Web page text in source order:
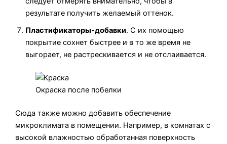
результате получить желаемый оттенок.
Пластификаторы-добавки. С их помощью
покрытие сохнет быстрее и в то же время не
выгорает, не растрескивается и не отслаивается.
Окраска после побелки
Сюда также можно добавить обеспечение
микроклимата в помещении. Например, в комнатах с
высокой влажностью обработанная поверхность